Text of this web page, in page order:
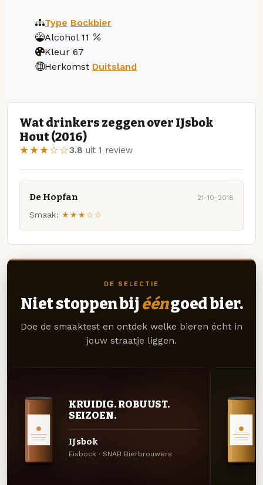
Type Bockbier
Alcohol 11
Kleur 67
Herkomst Duitsland
Wat drinkers zeggen over IJsbok
Hout (2016)
★★★☆☆3.8 uit 1 review
De Hopfan 21-10-2018
Smaak: ★★★☆☆
DE SELECTIE
Niet stoppen bij ééngoed bier.
Doe de smaaktest en ontdek welke bieren écht in
jouw straatje liggen.
KRUIDIG. ROBUUST.
SEIZOEN.
IJsbok
Eisbock · SNAB Bierbrouwers